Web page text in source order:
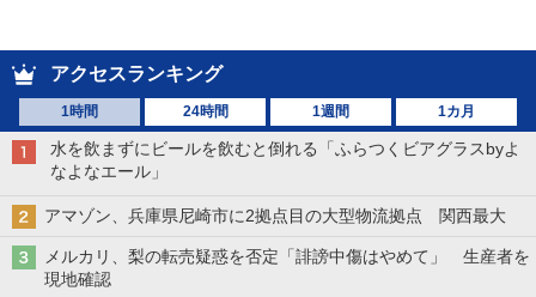
アクセスランキング
1時間 24時間 1週間 1カ月
水を飲まずにビールを飲むと倒れる「ふらつくビアグラスbyよ
なよなエール」
アマゾン、兵庫県尼崎市に2拠点目の大型物流拠点 関西最大
メルカリ、梨の転売疑惑を否定「誹謗中傷はやめて」 生産者を
現地確認